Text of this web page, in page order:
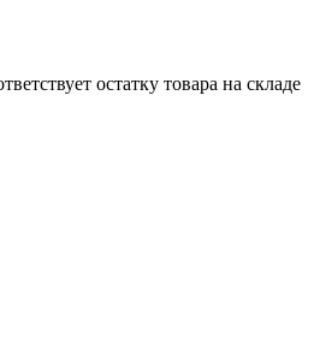
остатку товара на складе